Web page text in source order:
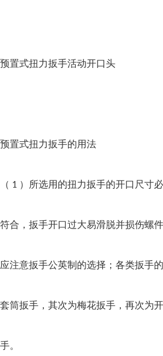
预置式扭力扳手活动开口头
预置式扭力扳手的用法
（ 1 ）所选用的扭力扳手的开口尺寸
符合，扳手开口过大易滑脱并损伤螺
应注意扳手公英制的选择；各类扳手
套筒扳手，其次为梅花扳手，再次为
手。